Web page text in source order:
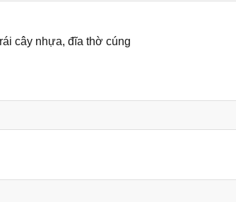
cây nhựa, đĩa thờ cúng